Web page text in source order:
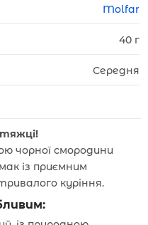
Molfar
40 г
Середня
чорної смородини
із приємним
куріння.